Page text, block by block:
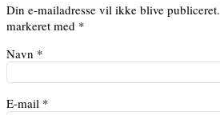
Din e-mailadresse vil ikke blive publiceret.
markeret med *
Navn *
E-mail *